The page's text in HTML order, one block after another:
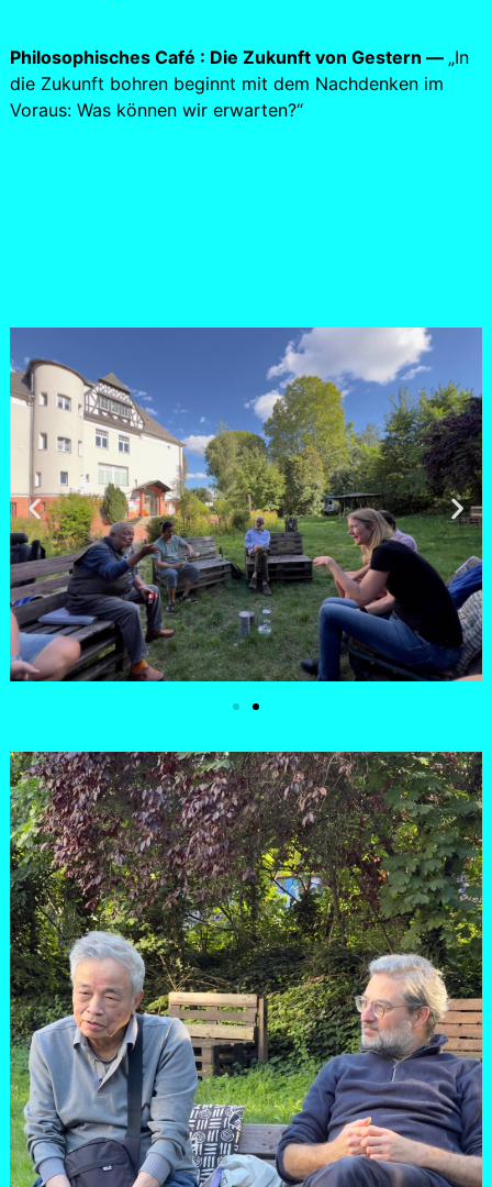
Philosophisches Café : Die Zukunft von Gestern — „In
die Zukunft bohren beginnt mit dem Nachdenken im
Voraus: Was können wir erwarten?“